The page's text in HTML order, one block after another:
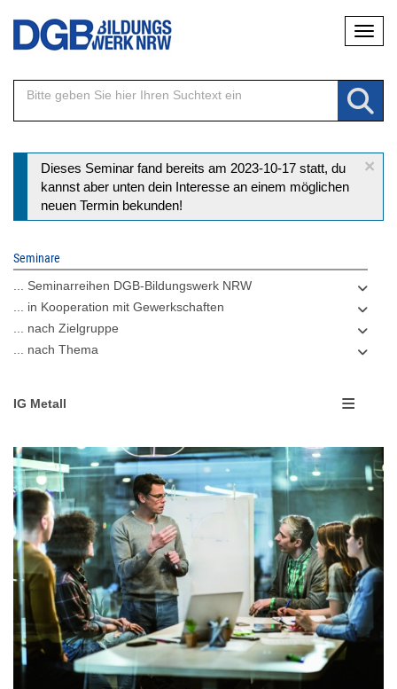
Direkt
Inhalt
×
Statusmeldung
Dieses Seminar fand bereits am 2023-10-17 statt, du
kannst aber unten dein Interesse an einem möglichen
neuen Termin bekunden!
Seminare
... Seminarreihen DGB-Bildungswerk NRW
... in Kooperation mit Gewerkschaften
... nach Zielgruppe
... nach Thema
IG Metall